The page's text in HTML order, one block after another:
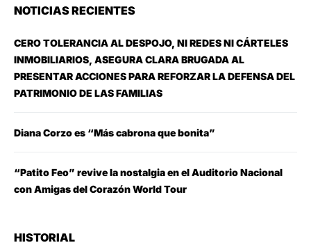
NOTICIAS RECIENTES
CERO TOLERANCIA AL DESPOJO, NI REDES NI CÁRTELES
INMOBILIARIOS, ASEGURA CLARA BRUGADA AL
PRESENTAR ACCIONES PARA REFORZAR LA DEFENSA DEL
PATRIMONIO DE LAS FAMILIAS
Diana Corzo es “Más cabrona que bonita”
“Patito Feo” revive la nostalgia en el Auditorio Nacional
con Amigas del Corazón World Tour
HISTORIAL